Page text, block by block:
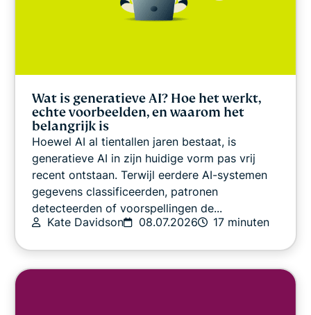
Wat is generatieve AI? Hoe het werkt,
echte voorbeelden, en waarom het
belangrijk is
Hoewel AI al tientallen jaren bestaat, is
generatieve AI in zijn huidige vorm pas vrij
recent ontstaan. Terwijl eerdere AI-systemen
gegevens classificeerden, patronen
detecteerden of voorspellingen de...
Kate Davidson
08.07.2026 17 minuten